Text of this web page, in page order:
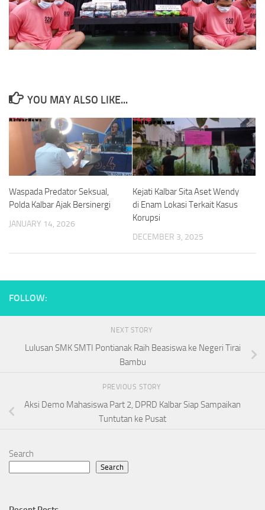
YOU MAY ALSO LIKE...
Waspada Predator Seksual,
Polda Kalbar Ajak Bersinergi
JANUARY 14, 2026
Kejati Kalbar Sita Aset Wendy
di Enam Lokasi Terkait Kasus
Korupsi
DECEMBER 3, 2025
FOLLOW:
NEXT STORY
Lulusan SMK SMTI Pontianak Raih Beasiswa ke Negeri Tirai
Bambu
PREVIOUS STORY
Aksi Demo Mahasiswa Part 2, DPRD Kalbar Siap Sampaikan
Tuntutan ke Pusat
Search
Search